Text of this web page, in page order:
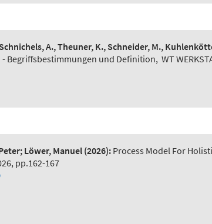
A., Theuner, K., Schneider, M.,
Begriffsbestimmungen und Definition, WT
Löwer, Manuel (2026): Process Model For
pp.162-167